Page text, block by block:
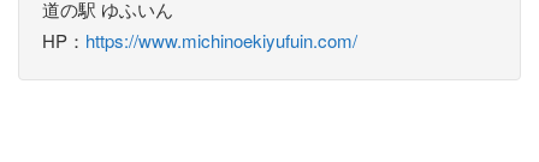
道の駅 ゆふいん
HP： https://www.michinoekiyufuin.com/